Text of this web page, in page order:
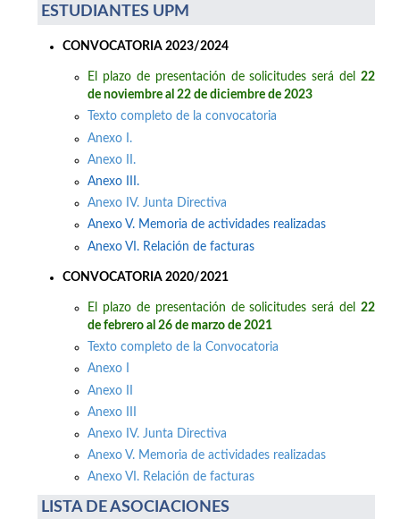
ESTUDIANTES UPM
CONVOCATORIA 2023/2024
El plazo de presentación de solicitudes será del 22
de noviembre al 22 de diciembre de 2023
Texto completo de la convocatoria
Anexo I.
Anexo II.
Anexo III.
Anexo IV. Junta Directiva
Anexo V. Memoria de actividades realizadas
Anexo VI. Relación de facturas
CONVOCATORIA 2020/2021
El plazo de presentación de solicitudes será del 22
de febrero al 26 de marzo de 2021
Texto completo de la Convocatoria
Anexo I
Anexo II
Anexo III
Anexo IV. Junta Directiva
Anexo V. Memoria de actividades realizadas
Anexo VI. Relación de facturas
LISTA DE ASOCIACIONES